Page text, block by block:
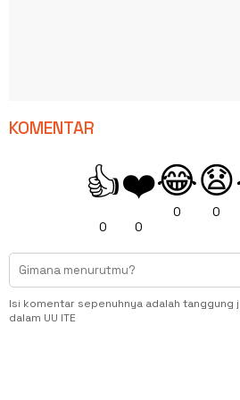
KOMENTAR
👍
0
❤️
0
😂
0
😧
0
Isi komentar sepenuhnya adalah tanggung
dalam UU ITE